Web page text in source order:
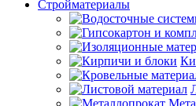
Стройматериалы